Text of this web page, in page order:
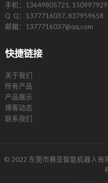
手机：13649805721,
Q Q：1377716037, 837959658
邮箱：1377716037@qq.com
快捷链接
关于我们
所有产品
产品展示
博客动态
联系我们
© 2022 东莞市赛亚智能机器人有